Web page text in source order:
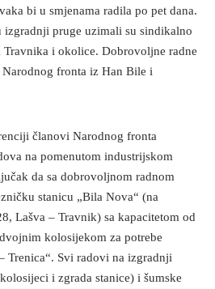
bi u smjenama radila po pet dana.
izgradnji pruge uzimali su sindikalno
i okolice. Dobrovoljne radne
fronta iz Han Bile i
članovi Narodnog fronta
na pomenutom industrijskom
da sa dobrovoljnom radnom
stanicu „Bila Nova“ (na
Lašva – Travnik) sa kapacitetom od
kolosijekom za potrebe
Trenica“. Svi radovi na izgradnji
i zgrada stanice) i šumske